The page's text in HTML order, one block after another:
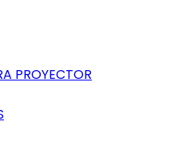
PROYECTOR